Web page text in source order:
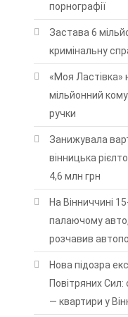
порнографії
Застава 6
кримінальну
«Моя Ластівка»
мільйонний
ручки
Занижувала
вінницька
4,6 млн грн
На Вінниччині
палаючому авто,
розчавив
Нова підозра
Повітряних
— квартири у